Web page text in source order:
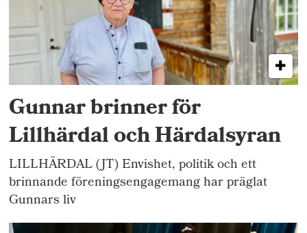
Gunnar brinner för
Lillhärdal och Härdalsyran
LILLHÄRDAL (JT) Envishet, politik och ett
brinnande föreningsengagemang har präglat
Gunnars liv